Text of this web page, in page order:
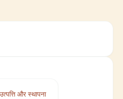
उत्पत्ति और स्थापना